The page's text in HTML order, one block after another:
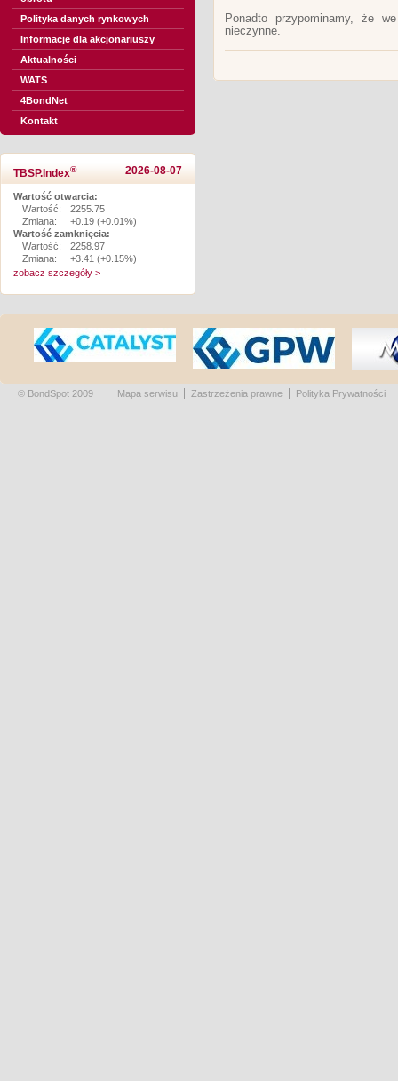
Polityka danych rynkowych
Informacje dla akcjonariuszy
Aktualności
WATS
4BondNet
Kontakt
TBSP.Index® 2026-08-07
Wartość otwarcia:
Wartość:
2255.75
Zmiana:
+0.19 (+0.01%)
Wartość zamknięcia:
Wartość:
2258.97
Zmiana:
+3.41 (+0.15%)
zobacz szczegóły >
Ponadto przypominamy, że
nieczynne.
© BondSpot 2009 Mapa serwisu Zastrzeżenia prawne Polityka Prywatności